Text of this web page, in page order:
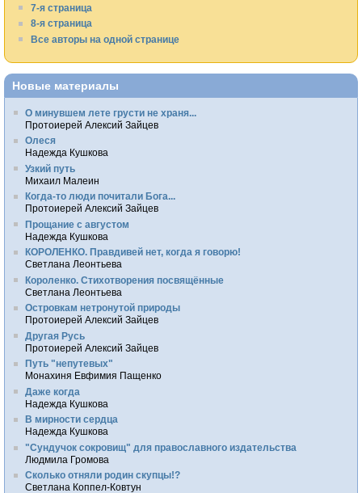
7-я страница
8-я страница
Все авторы на одной странице
Новые материалы
О минувшем лете грусти не храня...
Протоиерей Алексий Зайцев
Олеся
Надежда Кушкова
Узкий путь
Михаил Малеин
Когда-то люди почитали Бога...
Протоиерей Алексий Зайцев
Прощание с августом
Надежда Кушкова
КОРОЛЕНКО. Правдивей нет, когда я говорю!
Светлана Леонтьева
Короленко. Стихотворения посвящённые
Светлана Леонтьева
Островкам нетронутой природы
Протоиерей Алексий Зайцев
Другая Русь
Протоиерей Алексий Зайцев
Путь "непутевых"
Монахиня Евфимия Пащенко
Даже когда
Надежда Кушкова
В мирности сердца
Надежда Кушкова
"Сундучок сокровищ" для православного издательства
Людмила Громова
Сколько отняли родин скупцы!?
Светлана Коппел-Ковтун